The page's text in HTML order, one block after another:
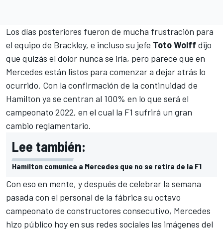
Los días posteriores fueron de mucha frustración para
el equipo de Brackley, e incluso su jefe Toto Wolff dijo
que quizás el dolor nunca se iría, pero parece que en
Mercedes están listos para comenzar a dejar atrás lo
ocurrido. Con la confirmación de la continuidad de
Hamilton ya se centran al 100% en lo que será el
campeonato 2022, en el cual la F1 sufrirá un gran
cambio reglamentario.
Lee también:
Hamilton comunica a Mercedes que no se retira de la F1
Con eso en mente, y después de celebrar la semana
pasada con el personal de la fábrica su octavo
campeonato de constructores consecutivo, Mercedes
hizo público hoy en sus redes sociales las imágenes del